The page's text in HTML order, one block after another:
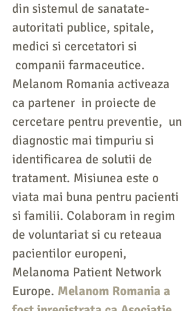
din sistemul de sanatate-
autoritati publice, spitale,
medici si cercetatori si
companii farmaceutice.
Melanom Romania activeaza
ca partener in proiecte de
cercetare pentru preventie, un
diagnostic mai timpuriu si
identificarea de solutii de
tratament. Misiunea este o
viata mai buna pentru pacienti
si familii. Colaboram in regim
de voluntariat si cu reteaua
pacientilor europeni,
Melanoma Patient Network
Europe. Melanom Romania a